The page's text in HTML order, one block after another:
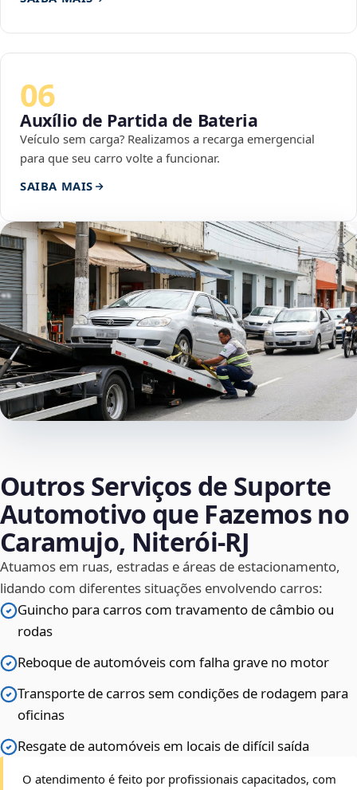
06
Auxílio de Partida de Bateria
Veículo sem carga? Realizamos a recarga emergencial
para que seu carro volte a funcionar.
SAIBA MAIS
Outros Serviços de Suporte
Automotivo que Fazemos no
Caramujo, Niterói‑RJ
Atuamos em ruas, estradas e áreas de estacionamento,
lidando com diferentes situações envolvendo carros:
Guincho para carros com travamento de câmbio ou
rodas
Reboque de automóveis com falha grave no motor
Transporte de carros sem condições de rodagem para
oficinas
Resgate de automóveis em locais de difícil saída
O atendimento é feito por profissionais capacitados, com